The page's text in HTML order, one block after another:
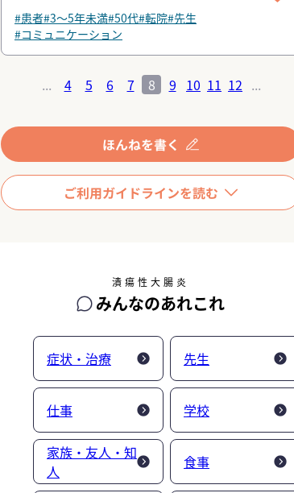
#患者#3〜5年未満#50代#転院#先生
#コミュニケーション
... 4 5 6 7 8 9 10 11 12 ...
潰瘍性大腸炎
みんなのあれこれ
症状・治療 先生
仕事 学校
家族・友人・知
人
食事